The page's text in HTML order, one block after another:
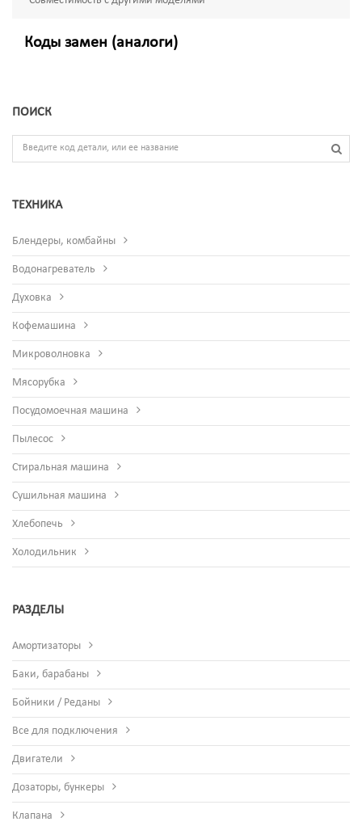
Коды замен (аналоги)
ПОИСК
ТЕХНИКА
Блендеры, комбайны
Водонагреватель
Духовка
Кофемашина
Микроволновка
Мясорубка
Посудомоечная машина
Пылесос
Стиральная машина
Сушильная машина
Хлебопечь
Холодильник
РАЗДЕЛЫ
Амортизаторы
Баки, барабаны
Бойники / Реданы
Все для подключения
Двигатели
Дозаторы, бункеры
Клапана